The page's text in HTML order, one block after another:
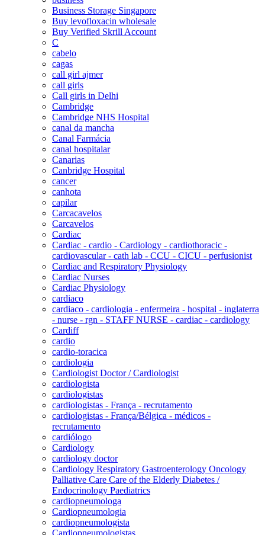
Business Storage Singapore
Buy levofloxacin wholesale
Buy Verified Skrill Account
C
cabelo
cagas
call girl ajmer
call girls
Call girls in Delhi
Cambridge
Cambridge NHS Hospital
canal da mancha
Canal Farmácia
canal hospitalar
Canarias
Canbridge Hospital
cancer
canhota
capilar
Carcacavelos
Carcavelos
Cardiac
Cardiac - cardio - Cardiology - cardiothoracic -
cardiovascular - cath lab - CCU - CICU - perfusionist
Cardiac and Respiratory Physiology
Cardiac Nurses
Cardiac Physiology
cardiaco
cardiaco - cardiologia - enfermeira - hospital - inglaterra
- nurse - rgn - STAFF NURSE - cardiac - cardiology
Cardiff
cardio
cardio-toracica
cardiologia
Cardiologist Doctor / Cardiologist
cardiologista
cardiologistas
cardiologistas - França - recrutamento
cardiologistas - França/Bélgica - médicos -
recrutamento
cardiólogo
Cardiology
cardiology doctor
Cardiology Respiratory Gastroenterology Oncology
Palliative Care Care of the Elderly Diabetes /
Endocrinology Paediatrics
cardiopneumologa
Cardiopneumologia
cardiopneumologista
Cardiopneumologistas